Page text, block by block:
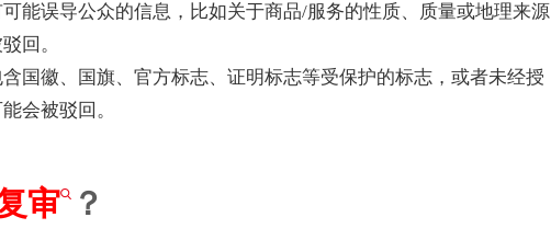
能误导公众的信息，比如关于商品/服务的性质、质量或地理来源
回。
国徽、国旗、官方标志、证明标志等受保护的标志，或者未经授
会被驳回。
审 ？